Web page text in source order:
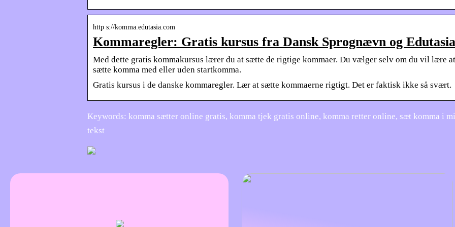
http s://komma.edutasia.com
Kommaregler: Gratis kursus fra Dansk Sprognævn og Edutasia
Med dette gratis kommakursus lærer du at sætte de rigtige kommaer. Du vælger selv om du vil lære at
sætte komma med eller uden startkomma.
Gratis kursus i de danske kommaregler. Lær at sætte kommaerne rigtigt. Det er faktisk ikke så svært.
Keywords: komma sætter online gratis, komma tjek gratis online, komma retter online, sæt komma i
tekst